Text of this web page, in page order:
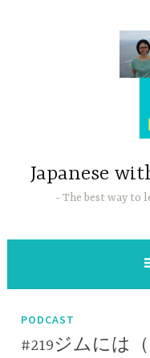
Japanese
The best way to
PODCAST
#219ジムには